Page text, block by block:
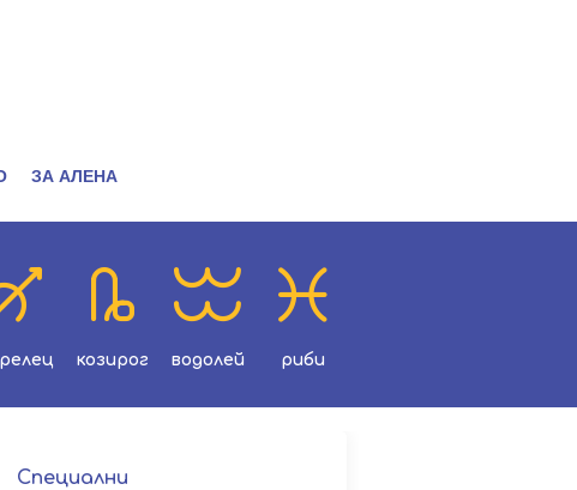
ЗА АЛЕНА
козирог водолей риби
Специални